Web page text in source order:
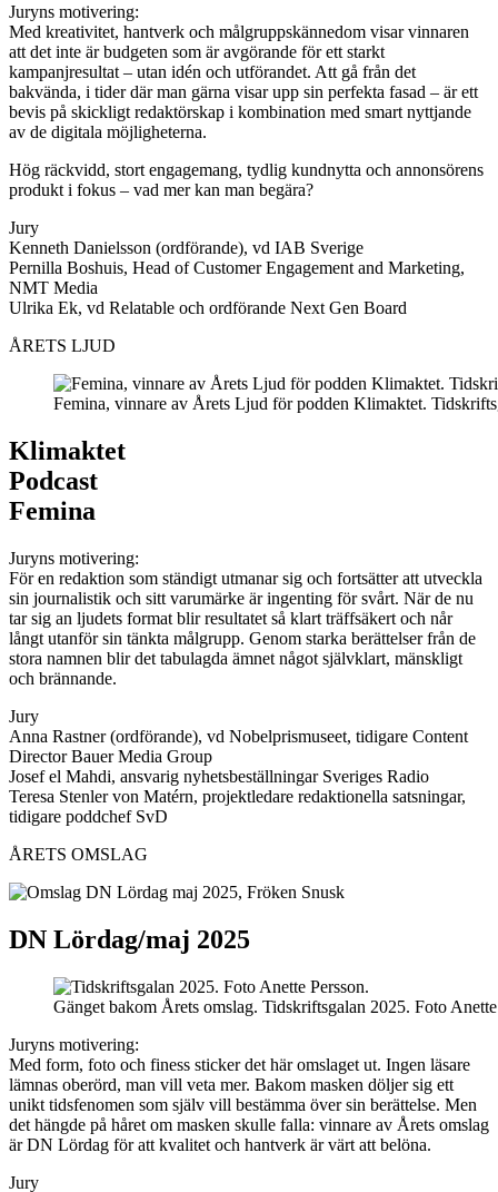
Juryns motivering:
Med kreativitet, hantverk och målgruppskännedom visar vinnaren
att det inte är budgeten som är avgörande för ett starkt
kampanjresultat – utan idén och utförandet. Att gå från det
bakvända, i tider där man gärna visar upp sin perfekta fasad – är ett
bevis på skickligt redaktörskap i kombination med smart nyttjande
av de digitala möjligheterna.
Hög räckvidd, stort engagemang, tydlig kundnytta och annonsörens
produkt i fokus – vad mer kan man begära?
Jury
Kenneth Danielsson (ordförande), vd IAB Sverige
Pernilla Boshuis, Head of Customer Engagement and Marketing,
NMT Media
Ulrika Ek, vd Relatable och ordförande Next Gen Board
ÅRETS LJUD
Femina, vinnare av Årets Ljud för podden Klimaktet.
Klimaktet
Podcast
Femina
Juryns motivering:
För en redaktion som ständigt utmanar sig och fortsätter att utveckla
sin journalistik och sitt varumärke är ingenting för svårt. När de nu
tar sig an ljudets format blir resultatet så klart träffsäkert och når
långt utanför sin tänkta målgrupp. Genom starka berättelser från de
stora namnen blir det tabulagda ämnet något självklart, mänskligt
och brännande.
Jury
Anna Rastner (ordförande), vd Nobelprismuseet, tidigare Content
Director Bauer Media Group
Josef el Mahdi, ansvarig nyhetsbeställningar Sveriges Radio
Teresa Stenler von Matérn, projektledare redaktionella satsningar,
tidigare poddchef SvD
ÅRETS OMSLAG
DN Lördag/maj 2025
Gänget bakom Årets omslag. Tidskriftsgalan 2025. Foto Anette
Juryns motivering:
Med form, foto och finess sticker det här omslaget ut. Ingen läsare
lämnas oberörd, man vill veta mer. Bakom masken döljer sig ett
unikt tidsfenomen som själv vill bestämma över sin berättelse. Men
det hängde på håret om masken skulle falla: vinnare av Årets omslag
är DN Lördag för att kvalitet och hantverk är värt att belöna.
Jury